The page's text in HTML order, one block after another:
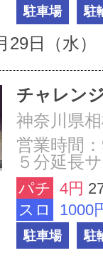
駐車場 駐
29日（水）
チャレン
神奈川県
営業時間
５分延長
パチ 4円
スロ
1000
駐車場 駐